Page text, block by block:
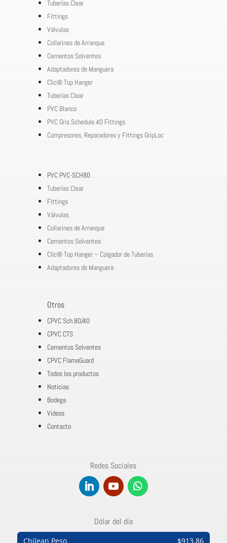
Tuberías Clear
Fittings
Válvulas
Collarines de Arranque
Cementos Solventes
Adaptadores de Manguera
Clic® Top Hanger
Tuberías Clear
PVC Blanco
PVC Gris Schedule 40 Fittings
Compresores, Reparadores y Fittings GripLoc
PVC PVC-SCH80
Tuberías Clear
Fittings
Válvulas
Collarines de Arranque
Cementos Solventes
Clic® Top Hanger – Colgador de Tuberías
Adaptadores de Manguera
Otros
CPVC Sch.80/40
CPVC CTS
Cementos Solventes
CPVC FlameGuard
Todos los productos
Noticias
Bodega
Videos
Contacto
Redes Sociales
Dólar del día
Chilean Peso $913,86